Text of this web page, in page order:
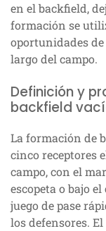
en el backfield,
formación se
oportunidades de
largo del campo.
Definición y
backfield
La formación de
cinco receptores
campo, con el
escopeta o bajo
juego de pase
los defensores.